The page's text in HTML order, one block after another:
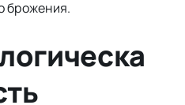
брожения.